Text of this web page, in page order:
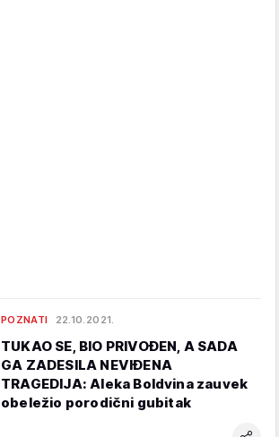
POZNATI 22.10.2021.
TUKAO SE, BIO PRIVOĐEN, A SADA
GA ZADESILA NEVIĐENA
TRAGEDIJA: Aleka Boldvina zauvek
obeležio porodični gubitak